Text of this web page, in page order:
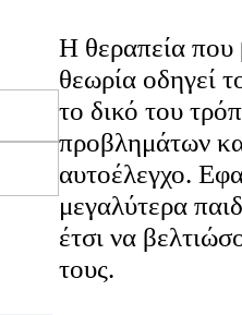
Η θεραπεία που
θεωρία οδηγεί
το δικό του
προβλημάτων
αυτοέλεγχο.
μεγαλύτερα
έτσι να
τους.